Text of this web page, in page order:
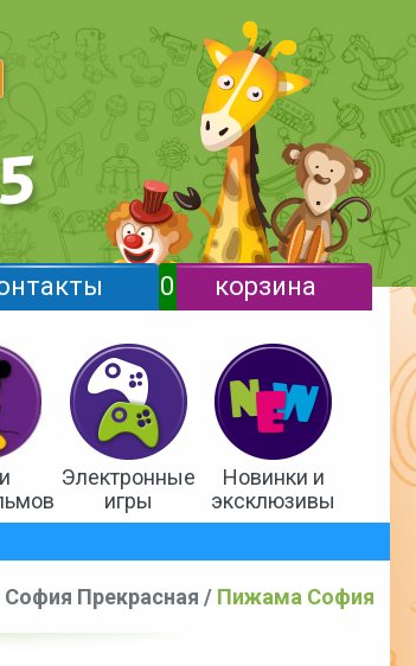
0 корзина
Электронные
игры
Новинки и
эксклюзивы
Прекрасная / Пижама София